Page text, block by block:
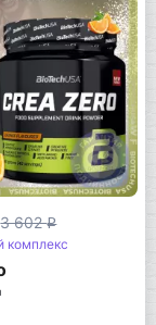
3 602q
комплекс